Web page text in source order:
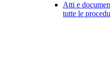
Atti e
tutte le